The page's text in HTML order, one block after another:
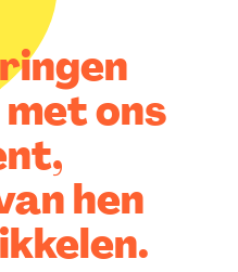
ons
hen